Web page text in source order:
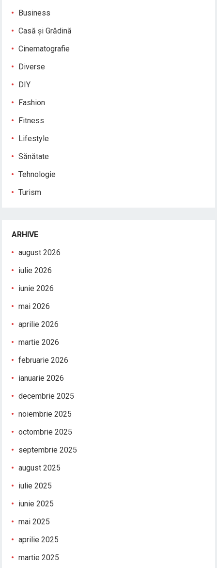
Business
Casă și Grădină
Cinematografie
Diverse
DIY
Fashion
Fitness
Lifestyle
Sănătate
Tehnologie
Turism
ARHIVE
august 2026
iulie 2026
iunie 2026
mai 2026
aprilie 2026
martie 2026
februarie 2026
ianuarie 2026
decembrie 2025
noiembrie 2025
octombrie 2025
septembrie 2025
august 2025
iulie 2025
iunie 2025
mai 2025
aprilie 2025
martie 2025